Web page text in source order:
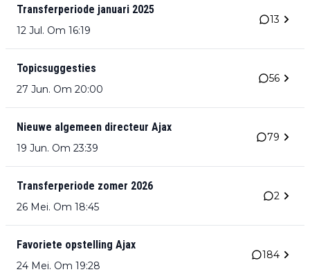
Transferperiode januari 2025
12 Jul. Om 16:19
13
Topicsuggesties
27 Jun. Om 20:00
56
Nieuwe algemeen directeur Ajax
19 Jun. Om 23:39
79
Transferperiode zomer 2026
26 Mei. Om 18:45
2
Favoriete opstelling Ajax
24 Mei. Om 19:28
184